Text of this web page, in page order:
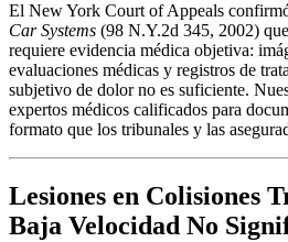
El New York Court of Appeals
Car Systems (98 N.Y.2d 345, 2002)
requiere evidencia médica objetiva:
evaluaciones médicas y registros de
subjetivo de dolor no es suficiente.
expertos médicos calificados para
formato que los tribunales y las
Lesiones en Colisiones
Baja Velocidad No